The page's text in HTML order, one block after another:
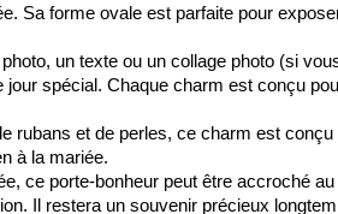
Sa forme ovale est parfaite pour
un texte ou un collage photo (si
spécial. Chaque charm est conçu
rubans et de perles, ce charm est
à la mariée.
ce porte-bonheur peut être accroché
Il restera un souvenir précieux